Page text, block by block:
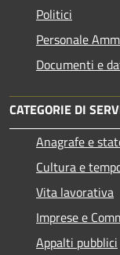
Politici
Personale
Documenti e
CATEGORIE DI
Anagrafe e
Cultura e
Vita lavorativa
Imprese e
Appalti pubblici